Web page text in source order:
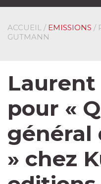
ACCUEIL / EMISSIONS /
GUTMANN
pour «
général
» chez